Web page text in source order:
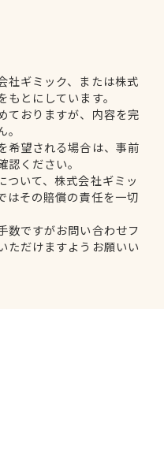
社ギミック、または株式
とにしています。
ておりますが、内容を完
希望される場合は、事前
ください。
ついて、株式会社ギミッ
はその賠償の責任を一切
数ですがお問い合わせフ
ただけますようお願いい